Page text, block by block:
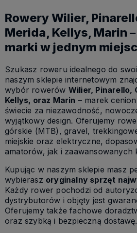
Rowery Wilier,
Merida, Kellys, Marin
marki w jednym
Szukasz roweru idealnego do
naszym sklepie internetowym
wybór rowerów Wilier, Pinarello,
Kellys, oraz Marin – marek
świecie za niezawodność,
wyjątkowy design. Oferujemy
górskie (MTB), gravel,
miejskie oraz elektryczne,
amatorów, jak i zaawansowanych
Kupując w naszym sklepie masz
wybierasz oryginalny sprzęt
Każdy rower pochodzi od
dystrybutorów i objęty jest
Oferujemy także fachowe
oraz szybką i bezpieczną dostawę.